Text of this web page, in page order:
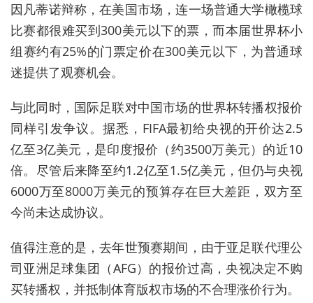
因凡蒂诺辩称，在美国市场，连一场普通大学橄榄球
比赛都很难买到300美元以下的票，而本届世界杯小
组赛约有25%的门票定价在300美元以下，为普通球
迷提供了观赛机会。
与此同时，国际足联对中国市场的世界杯转播权报价
同样引发争议。据悉，FIFA最初给央视的开价达2.5
亿至3亿美元，是印度报价（约3500万美元）的近10
倍。尽管后来降至约1.2亿至1.5亿美元，但仍与央视
6000万至8000万美元的预算存在巨大差距，双方至
今尚未达成协议。
值得注意的是，去年世预赛期间，由于亚足联代理公
司亚洲足球集团（AFG）的报价过高，央视决定不购
买转播权，并抵制体育版权市场的不合理涨价行为。